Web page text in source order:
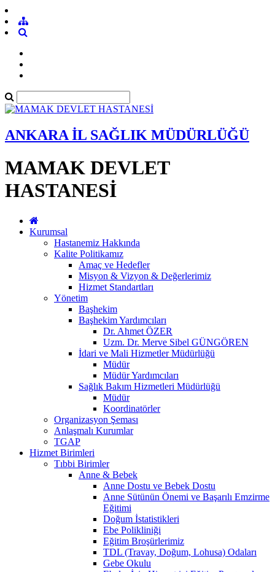
ANKARA İL SAĞLIK MÜDÜRLÜĞÜ
MAMAK DEVLET
HASTANESİ
Kurumsal
Hastanemiz Hakkında
Kalite Politikamız
Amaç ve Hedefler
Misyon & Vizyon & Değerlerimiz
Hizmet Standartları
Yönetim
Başhekim
Başhekim Yardımcıları
Dr. Ahmet ÖZER
Uzm. Dr. Merve Sibel GÜNGÖREN
İdari ve Mali Hizmetler Müdürlüğü
Müdür
Müdür Yardımcıları
Sağlık Bakım Hizmetleri Müdürlüğü
Müdür
Koordinatörler
Organizasyon Şeması
Anlaşmalı Kurumlar
TGAP
Hizmet Birimleri
Tıbbi Birimler
Anne & Bebek
Anne Dostu ve Bebek Dostu
Anne Sütünün Önemi ve Başarılı Emzirme
Eğitimi
Doğum İstatistikleri
Ebe Polikliniği
Eğitim Broşürlerimiz
TDL (Travay, Doğum, Lohusa) Odaları
Gebe Okulu